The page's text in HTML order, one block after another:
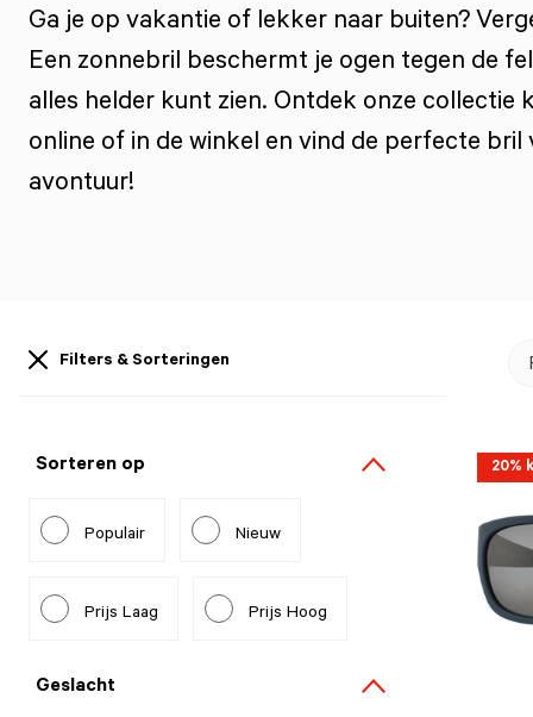
Ga je op vakantie of lekker naar buiten?
Een zonnebril beschermt je ogen tegen de
alles helder kunt zien. Ontdek onze collectie
online of in de winkel en vind de perfecte bril
avontuur!
Filters & Sorteringen
Sorteren op
Populair Nieuw
Prijs Laag Prijs Hoog
Geslacht
20%